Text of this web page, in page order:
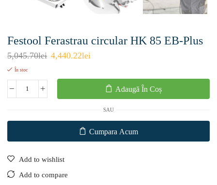
Festool Ferastrau circular HK 85 EB-Plus
5,045.70lei 4,440.22lei
În stoc
Adaugă În Coș
SAU
Cumpara Acum
Add to wishlist
Add to compare